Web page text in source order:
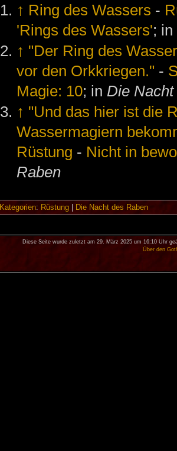
↑ Ring des Wassers -
'Rings des Wassers'; in
↑ "Der Ring des
vor den Orkkriegen." -
Magie: 10; in Die
↑ "Und das hier ist die
Wassermagiern
Rüstung - Nicht in
Raben
Kategorien: Rüstung| Die Nacht des Raben
Diese Seite wurde zuletzt am 29. März 2025 um 16:10 Uhr
Über den